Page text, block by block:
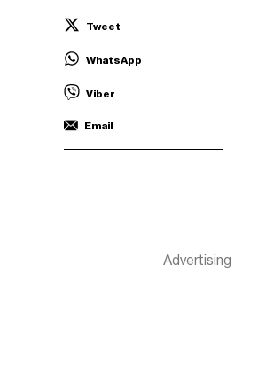
Tweet
WhatsApp
Viber
Email